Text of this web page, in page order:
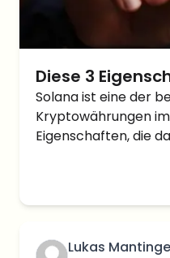
Diese 3
Solana gerade
Solana ist eine der
Kryptowährungen
Eigenschaften, die
Lukas